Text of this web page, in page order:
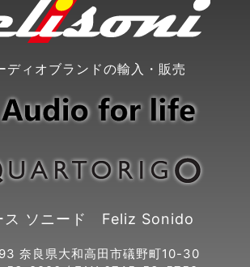
ディオブランドの輸入・販売
ス ソニード Feliz Sonido
奈良県大和高田市礒野町10-30